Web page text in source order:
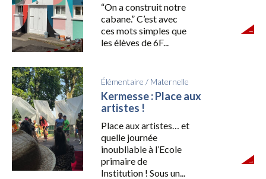
“On a construit notre
cabane.” C’est avec
ces mots simples que
les élèves de 6F...
Élémentaire / Maternelle
Kermesse : Place aux
artistes !
Place aux artistes… et
quelle journée
inoubliable à l’Ecole
primaire de
Institution ! Sous un...